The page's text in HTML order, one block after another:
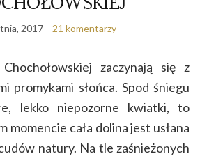
2017 21 komentarzy
zaczynają się z
promykami słońca. Spod śniegu
lekko niepozorne kwiatki, to
momencie cała dolina jest usłana
natury. Na tle zaśnieżonych